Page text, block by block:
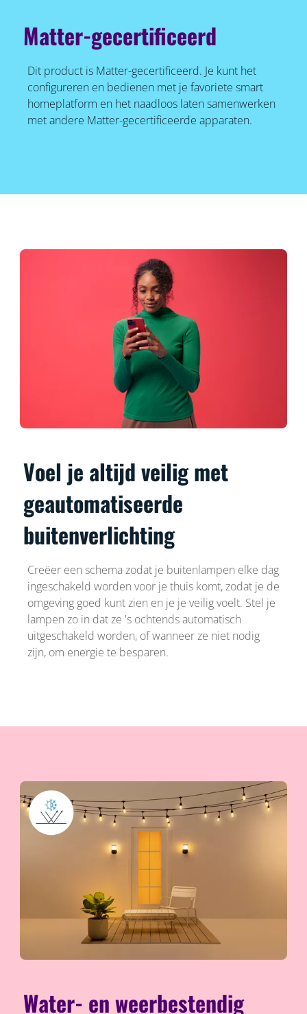
Matter-gecertificeerd
Dit product is Matter-gecertificeerd. Je kunt het
configureren en bedienen met je favoriete smart
homeplatform en het naadloos laten samenwerken
met andere Matter-gecertificeerde apparaten.
Voel je altijd veilig met
geautomatiseerde
buitenverlichting
Creëer een schema zodat je buitenlampen elke dag
ingeschakeld worden voor je thuis komt, zodat je de
omgeving goed kunt zien en je je veilig voelt. Stel je
lampen zo in dat ze 's ochtends automatisch
uitgeschakeld worden, of wanneer ze niet nodig
zijn, om energie te besparen.
Water- en weerbestendig